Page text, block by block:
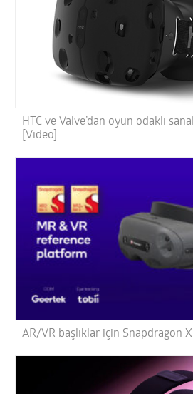
HTC ve Valve’dan oyun odaklı
[Video]
AR/VR başlıklar için Snapdragon